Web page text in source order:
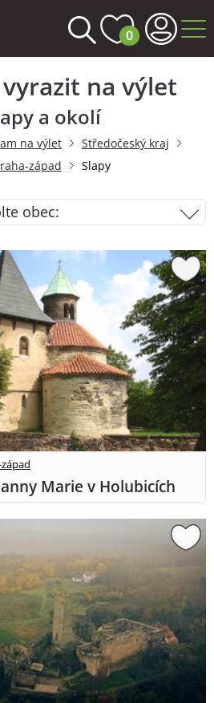
0
na výlet
a okolí
na výlet
Středočeský kraj
západ
Slapy
obec:
Marie v Holubicích